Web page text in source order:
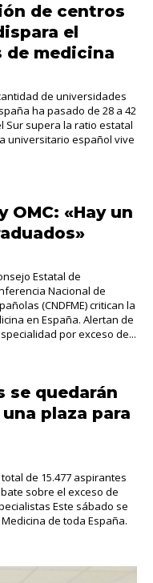
de centros
el
de medicina
de universidades
ha pasado de 28 a 42
Sur supera la ratio estatal
universitario español vive
OMC: «Hay un
Estatal de
Nacional de
(CNDFME) critican la
en España. Alertan de
por exceso de...
se quedarán
plaza para
de 15.477 aspirantes
sobre el exceso de
Este sábado se
de toda España.